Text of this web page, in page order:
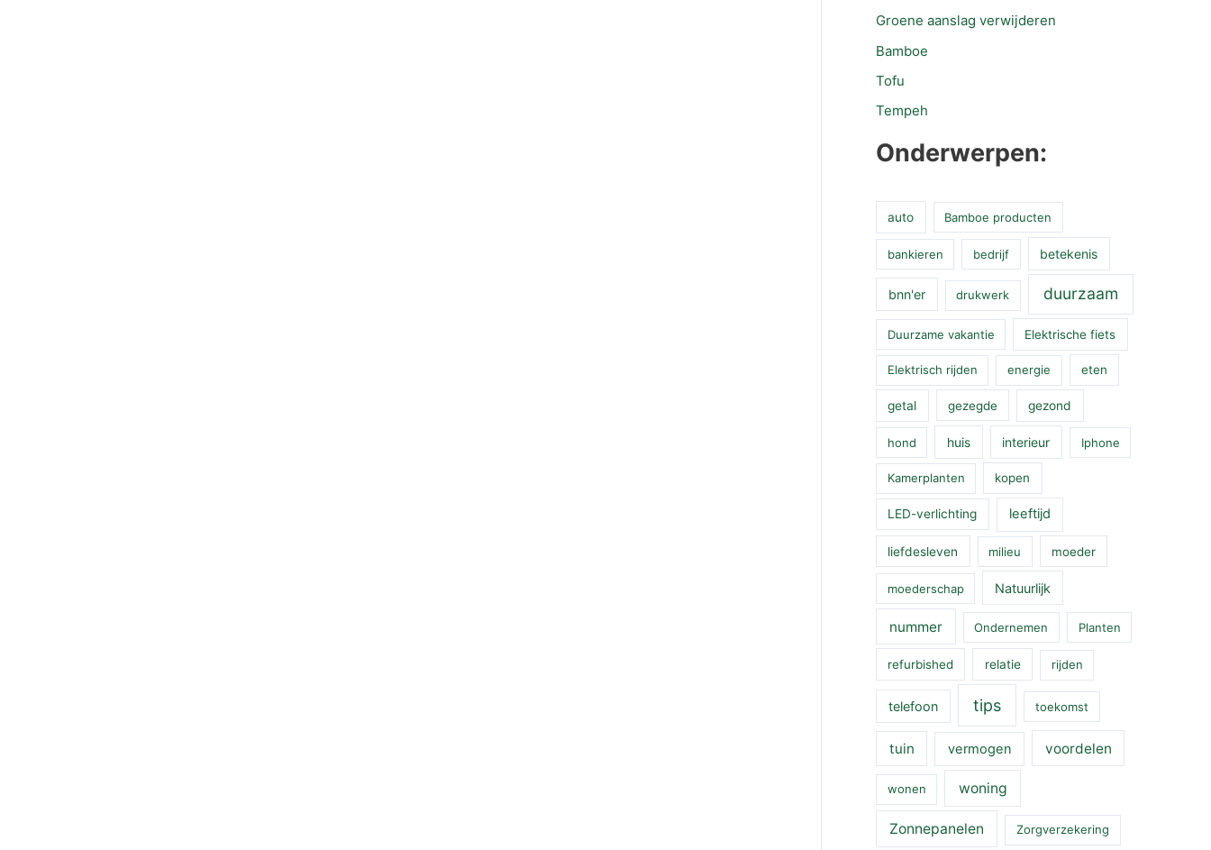
Groene aanslag verwijderen
Bamboe
Tofu
Tempeh
Onderwerpen:
auto Bamboe producten
bankieren bedrijf betekenis
bnn'er drukwerk duurzaam
Duurzame vakantie Elektrische fiets
Elektrisch rijden energie eten
getal gezegde gezond
hond huis interieur Iphone
Kamerplanten kopen
LED-verlichting leeftijd
liefdesleven milieu moeder
moederschap Natuurlijk
nummer Ondernemen Planten
refurbished relatie rijden
telefoon tips toekomst
tuin vermogen voordelen
wonen woning
Zonnepanelen Zorgverzekering